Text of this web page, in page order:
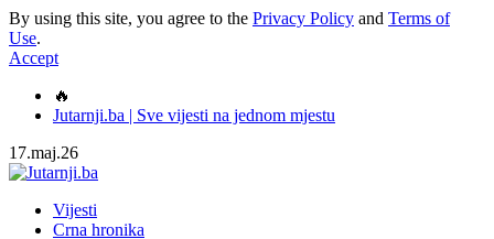
By using this site, you agree to the Privacy Policy and Terms of
Use.
Accept
🔥
Jutarnji.ba | Sve vijesti na jednom mjestu
17.maj.26
Vijesti
Crna hronika